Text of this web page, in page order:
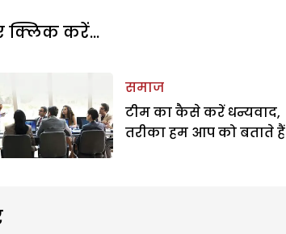
क्लिक करें...
समाज
टीम का कैसे करें धन्यवाद,
तरीका हम आप को बताते हैं